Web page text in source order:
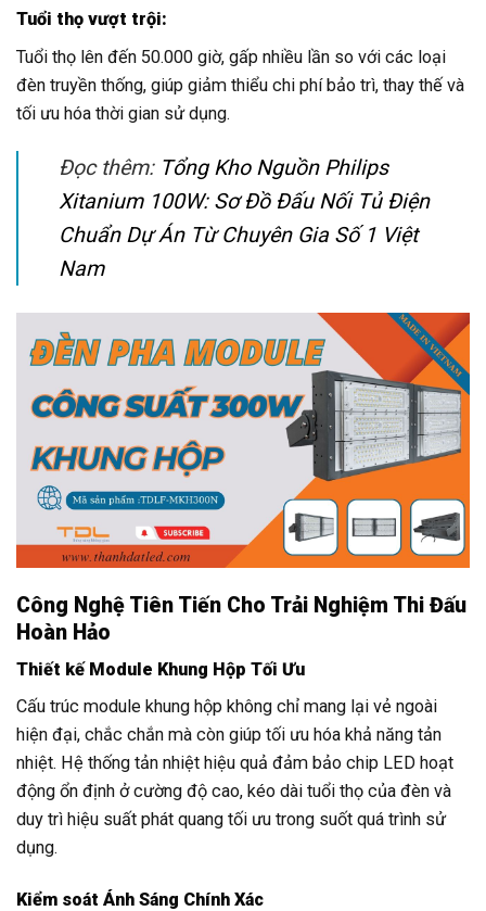
Tuổi thọ vượt trội:
Tuổi thọ lên đến 50.000 giờ, gấp nhiều lần so với các loại
đèn truyền thống, giúp giảm thiểu chi phí bảo trì, thay thế và
tối ưu hóa thời gian sử dụng.
Đọc thêm: Tổng Kho Nguồn Philips
Xitanium 100W: Sơ Đồ Đấu Nối Tủ Điện
Chuẩn Dự Án Từ Chuyên Gia Số 1 Việt
Nam
Công Nghệ Tiên Tiến Cho Trải Nghiệm Thi Đấu
Hoàn Hảo
Thiết kế Module Khung Hộp Tối Ưu
Cấu trúc module khung hộp không chỉ mang lại vẻ ngoài
hiện đại, chắc chắn mà còn giúp tối ưu hóa khả năng tản
nhiệt. Hệ thống tản nhiệt hiệu quả đảm bảo chip LED hoạt
động ổn định ở cường độ cao, kéo dài tuổi thọ của đèn và
duy trì hiệu suất phát quang tối ưu trong suốt quá trình sử
dụng.
Kiểm soát Ánh Sáng Chính Xác